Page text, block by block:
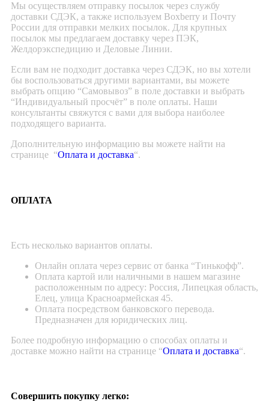
Мы осуществляем отправку посылок через службу
доставки СДЭК, а также используем Boxberry и Почту
России для отправки мелких посылок. Для крупных
посылок мы предлагаем доставку через ПЭК,
Желдорэкспедицию и Деловые Линии.
Если вам не подходит доставка через СДЭК, но вы хотели
бы воспользоваться другими вариантами, вы можете
выбрать опцию “Самовывоз” в поле доставки и выбрать
“Индивидуальный просчёт” в поле оплаты. Наши
консультанты свяжутся с вами для выбора наиболее
подходящего варианта.
Дополнительную информацию вы можете найти на
странице “Оплата и доставка“.
ОПЛАТА
Есть несколько вариантов оплаты.
Онлайн оплата через сервис от банка “Тинькофф”.
Оплата картой или наличными в нашем магазине
расположенным по адресу: Россия, Липецкая область,
Елец, улица Красноармейская 45.
Оплата посредством банковского перевода.
Предназначен для юридических лиц.
Более подробную информацию о способах оплаты и
доставке можно найти на странице “Оплата и доставка“.
Совершить покупку легко: